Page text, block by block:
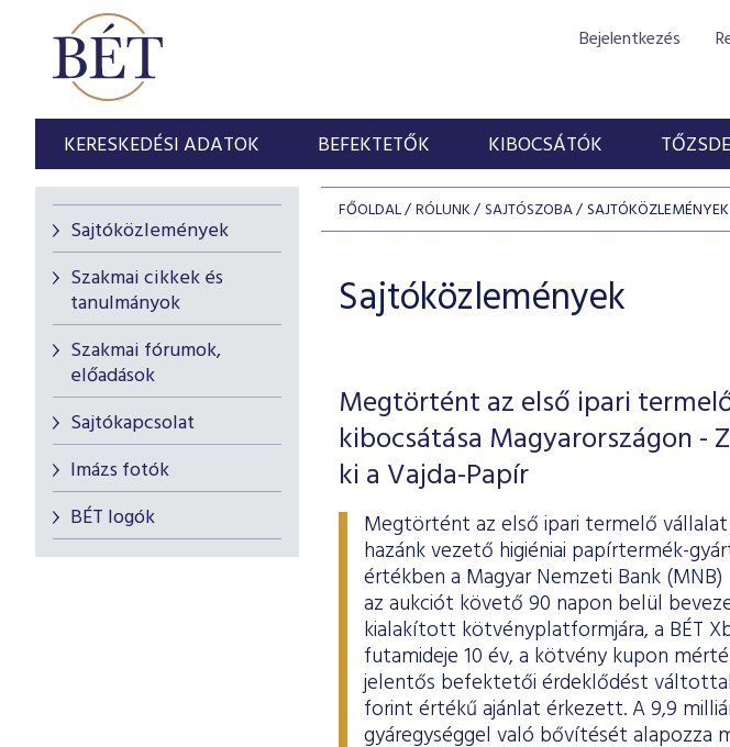
Bejelentkezés
KERESKEDÉSI ADATOK BEFEKTETŐK KIBOCSÁTÓK
Sajtóközlemények
Szakmai cikkek és
tanulmányok
Szakmai fórumok,
előadások
Sajtókapcsolat
Imázs fotók
BÉT logók
FŐOLDAL RÓLUNK SAJTÓSZOBA SAJTÓKÖZLEMÉNYEK
Sajtóközlemények
Megtörtént az első ipari
kibocsátása Magyarországon
ki a Vajda-Papír
Megtörtént az első ipari termelő
hazánk vezető higiéniai papírtermék-
értékben a Magyar Nemzeti Bank
az aukciót követő 90 napon belül
kialakított kötvényplatformjára, a BÉT
futamideje 10 év, a kötvény kupon
jelentős befektetői érdeklődést
forint értékű ajánlat érkezett. A 9,9
gyáregységgel való bővítését alapozza